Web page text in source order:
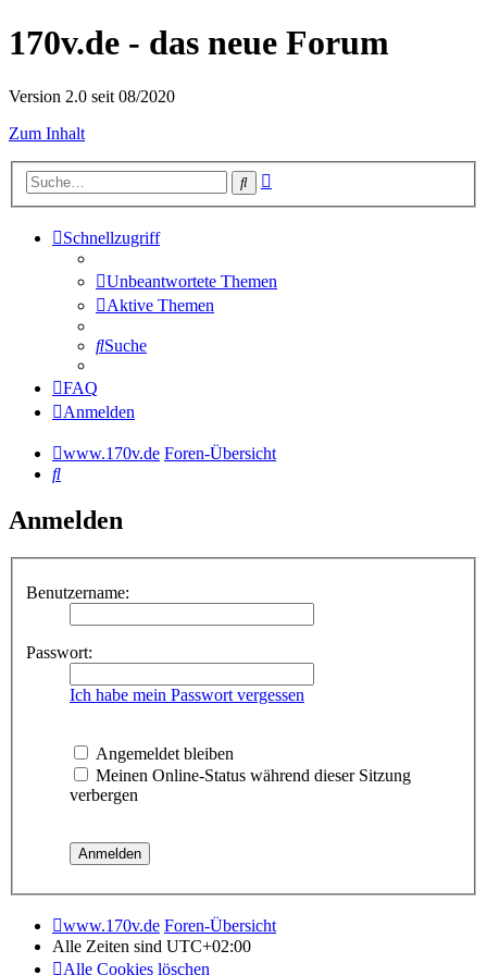
170v.de - das neue Forum
Version 2.0 seit 08/2020
Zum Inhalt
Suche
Schnellzugriff
Unbeantwortete Themen
Aktive Themen
Suche
FAQ
Anmelden
www.170v.de Foren-Übersicht
Suche
Anmelden
Benutzername:
Passwort:
Ich habe mein Passwort vergessen
Angemeldet bleiben
Meinen Online-Status während dieser Sitzung
verbergen
www.170v.de Foren-Übersicht
Alle Zeiten sind UTC+02:00
Alle Cookies löschen